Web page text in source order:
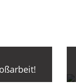
der